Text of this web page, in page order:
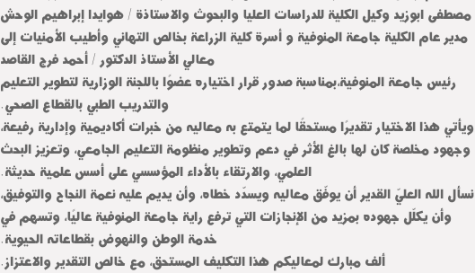
مصطفى ابوزيد وكيل الكلية للدراسات العليا والبحوث والاستاذة / هوايدا إبراهيم الوحش
مدير عام الكلية جامعة المنوفية و أسرة كلية الزراعة بخالص التهاني وأطيب الأمنيات إلى
معالي الأستاذ الدكتور / أحمد فرج القاصد
رئيس جامعة المنوفية،بمناسبة صدور قرار اختياره عضوًا باللجنة الوزارية لتطوير التعليم
والتدريب الطبي بالقطاع الصحي.
ويأتي هذا الاختيار تقديرًا مستحقًا لما يتمتع به معاليه من خبرات أكاديمية وإدارية رفيعة،
وجهود مخلصة كان لها بالغ الأثر في دعم وتطوير منظومة التعليم الجامعي، وتعزيز البحث
العلمي، والارتقاء بالأداء المؤسسي على أسس علمية حديثة.
نسأل الله العليّ القدير أن يوفّق معاليه ويسدّد خطاه، وأن يديم عليه نعمة النجاح والتوفيق،
وأن يكلّل جهوده بمزيد من الإنجازات التي ترفع راية جامعة المنوفية عاليًا، وتسهم في
خدمة الوطن والنهوض بقطاعاته الحيوية.
ألف مبارك لمعاليكم هذا التكليف المستحق، مع خالص التقدير والاعتزاز.